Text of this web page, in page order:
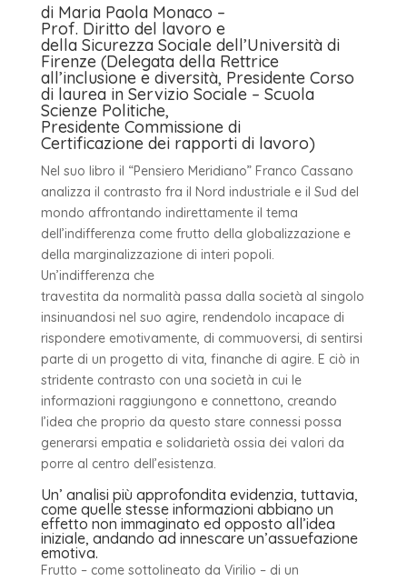
di Maria Paola Monaco –
Prof. Diritto del lavoro e
della Sicurezza Sociale dell’Università di
Firenze (Delegata della Rettrice
all’inclusione e diversità, Presidente Corso
di laurea in Servizio Sociale – Scuola
Scienze Politiche,
Presidente Commissione di
Certificazione dei rapporti di lavoro)
Nel suo libro il “Pensiero Meridiano” Franco Cassano
analizza il contrasto fra il Nord industriale e il Sud del
mondo affrontando indirettamente il tema
dell’indifferenza come frutto della globalizzazione e
della marginalizzazione di interi popoli.
Un’indifferenza che
travestita da normalità passa dalla società al singolo
insinuandosi nel suo agire, rendendolo incapace di
rispondere emotivamente, di commuoversi, di sentirsi
parte di un progetto di vita, finanche di agire. E ciò in
stridente contrasto con una società in cui le
informazioni raggiungono e connettono, creando
l’idea che proprio da questo stare connessi possa
generarsi empatia e solidarietà ossia dei valori da
porre al centro dell’esistenza.
Un’ analisi più approfondita evidenzia, tuttavia,
come quelle stesse informazioni abbiano un
effetto non immaginato ed opposto all’idea
iniziale, andando ad innescare un’assuefazione
emotiva.
Frutto – come sottolineato da Virilio – di un